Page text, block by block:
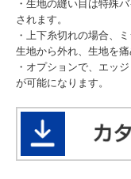
・生地の縫い目は特殊
されます。
・上下糸切れの場合、
生地から外れ、生地を痛
・オプションで、エッ
が可能になります。